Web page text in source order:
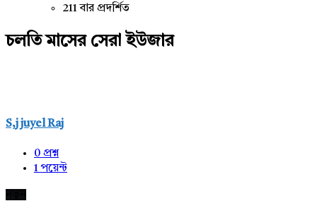
211 বার প্রদর্শিত
চলতি মাসের সেরা ইউজার
S,j juyel Raj
0 প্রশ্ন
1পয়েন্ট